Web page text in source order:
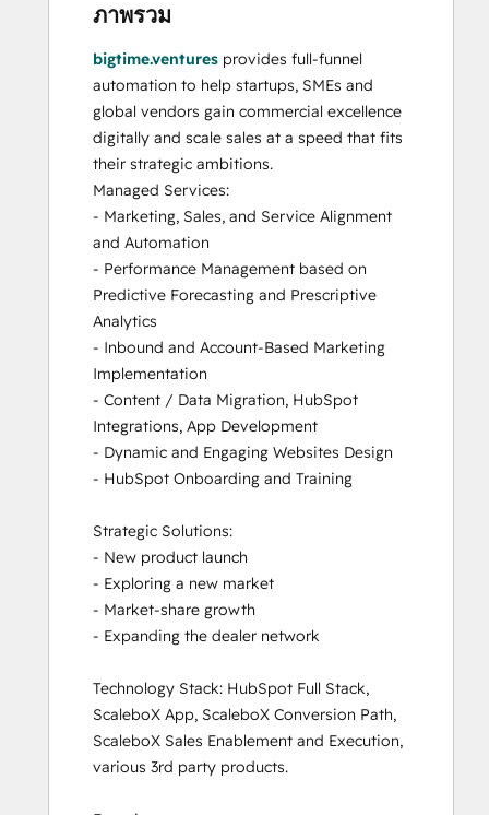
ภาพรวม
bigtime.ventures provides full-funnel
automation to help startups, SMEs and
global vendors gain commercial excellence
digitally and scale sales at a speed that fits
their strategic ambitions.
Managed Services:
- Marketing, Sales, and Service Alignment
and Automation
- Performance Management based on
Predictive Forecasting and Prescriptive
Analytics
- Inbound and Account-Based Marketing
Implementation
- Content / Data Migration, HubSpot
Integrations, App Development
- Dynamic and Engaging Websites Design
- HubSpot Onboarding and Training
Strategic Solutions:
- New product launch
- Exploring a new market
- Market-share growth
- Expanding the dealer network
Technology Stack: HubSpot Full Stack,
ScaleboX App, ScaleboX Conversion Path,
ScaleboX Sales Enablement and Execution,
various 3rd party products.